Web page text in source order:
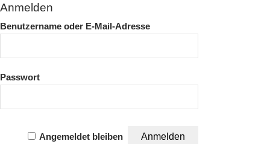
Anmelden
Benutzername oder E-Mail-Adresse
Passwort
Angemeldet bleiben